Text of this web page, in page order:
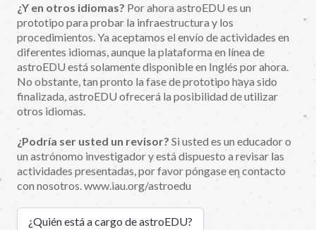
¿Y en otros idiomas? Por ahora astroEDU es un
prototipo para probar la infraestructura y los
procedimientos. Ya aceptamos el envío de actividades en
diferentes idiomas, aunque la plataforma en línea de
astroEDU está solamente disponible en Inglés por ahora.
No obstante, tan pronto la fase de prototipo haya sido
finalizada, astroEDU ofrecerá la posibilidad de utilizar
otros idiomas.
¿Podría ser usted un revisor? Si usted es un educador o
un astrónomo investigador y está dispuesto a revisar las
actividades presentadas, por favor póngase en contacto
con nosotros. www.iau.org/astroedu
¿Quién está a cargo de astroEDU?